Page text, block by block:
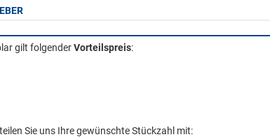
gilt folgenderVorteilspreis:
Sie uns Ihre gewünschte Stückzahl mit: